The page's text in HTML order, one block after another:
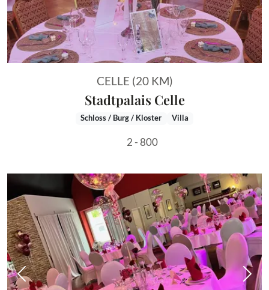
CELLE (20 KM)
Stadtpalais Celle
Schloss / Burg / Kloster Villa
2 - 800
Vorheriges Bild